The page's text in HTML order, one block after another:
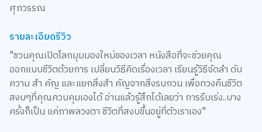
ศุภวรรณ
รายละเอียดรีวิว
"ชวนคุณเปิดโลกมุมมองใหม่ของเวลา หนังสือที่จะช่วยคุณ
ออกแบบชีวิตด้วยการ เปลี่ยนวิธีคิดเรื่องเวลา เรียนรู้วิธีจัดลำ ดับ
ความ สำ คัญ และแยกสิ่งสำ คัญจากสิ่งรบกวน เพื่อทวงคืนชีวิต
สงบๆที่คุณควบคุมเองได้ อ่านแล้วรู้สึกได้เลยว่า การรีบเร่ง..บาง
ครั้งก็เป็น แค่ภาพลวงตา ชีวิตที่สงบขึ้นอยู่ที่ตัวเราเอง"